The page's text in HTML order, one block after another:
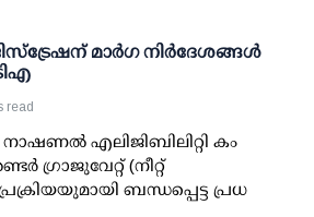
മാര്‍ഗ നിര്‍ദേശങ്ങള്‍
read
എലിജിബിലിറ്റി കം
ഗ്രാജുവേറ്റ് (നീറ്റ്
ബന്ധപ്പെട്ട പ്രധ